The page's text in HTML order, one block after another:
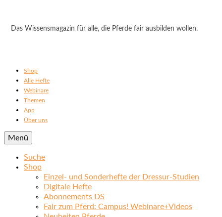
Das Wissensmagazin für alle, die Pferde fair ausbilden wollen.
Shop
Alle Hefte
Webinare
Themen
App
Über uns
Menü
Suche
Shop
Einzel- und Sonderhefte der Dressur-Studien
Digitale Hefte
Abonnements DS
Fair zum Pferd: Campus! Webinare+Videos